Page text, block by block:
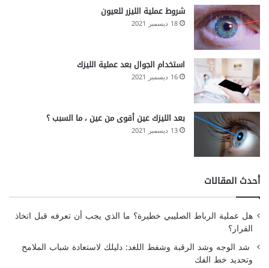
شروط عملية الليزر للعيون
18 ديسمبر 2021
استخدام الجوال بعد عملية الليزك
16 ديسمبر 2021
بعد الليزك عين أقوى من عين ، ما السبب ؟
13 ديسمبر 2021
أحدث المقالات
هل عملية الرباط الصليبي خطيرة؟ ما الذي يجب أن تعرفه قبل اتخاذ
القرار؟
شد الوجه وشد الرقبة وشفط اللغد: دليلك لاستعادة شباب الملامح
وتحديد خط الفك